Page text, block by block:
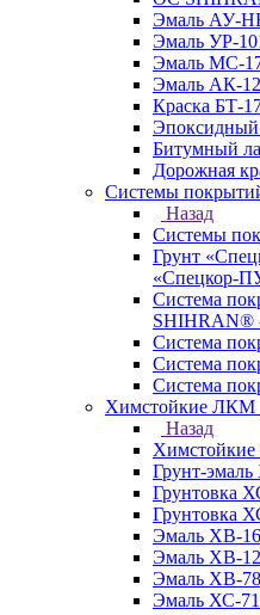
Эмаль АУ-
Эмаль УР-
Эмаль МС-
Эмаль АК-
Краска БТ-
Битумный
Дорожная
Системы
Назад
Системы
Грунт
«Спецкор-
Система
SHIHRAN®
Система
Система
Система
Химстойкие ЛКМ
Назад
Грунт-
Грунтовка
Грунтовка
Эмаль ХВ-16
Эмаль ХВ-
Эмаль ХВ-
Эмаль ХС-